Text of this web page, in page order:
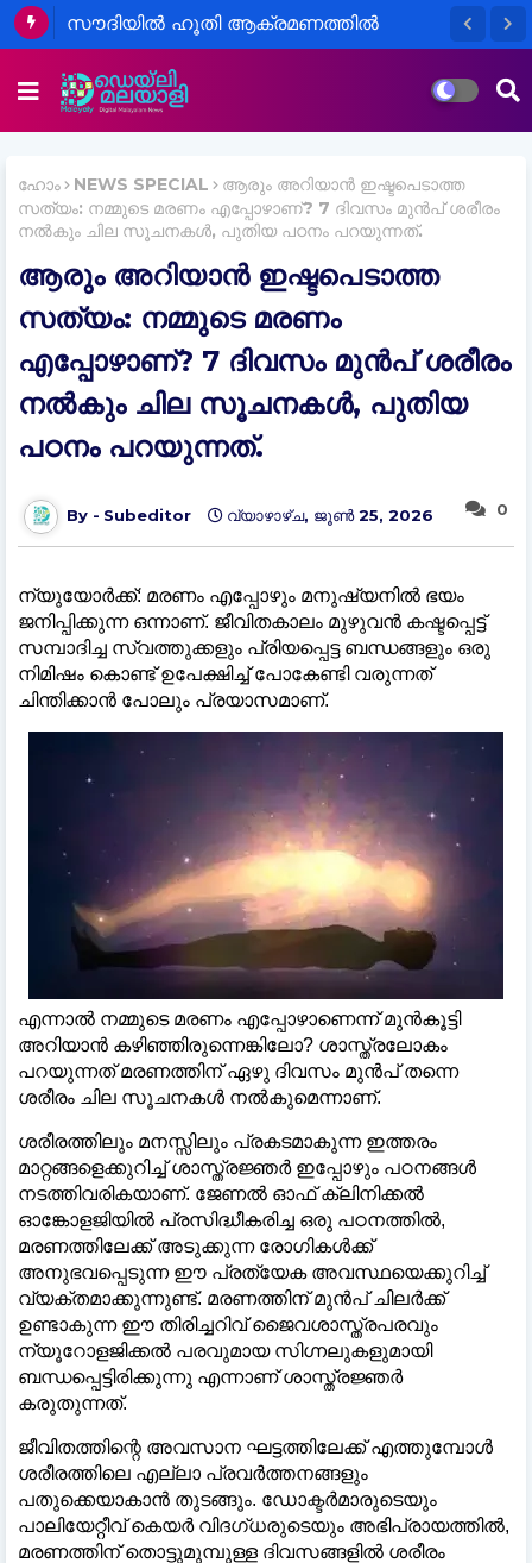
സൗദിയിൽ ഹൂതി ആക്രമണത്തിൽ
സൗദി-പാക്-തുർക്കി പ്രതിരോധ കരാർ
ഇന്ന്
ഹോം NEWS SPECIAL
ആരും അറിയാൻ ഇഷ്ടപെടാത്ത
സത്യം: നമ്മുടെ മരണം എപ്പോഴാണ്? 7 ദിവസം മുൻപ് ശരീരം
നല്‍കും ചില സൂചനകള്‍, പുതിയ പഠനം പറയുന്നത്.
ആരും അറിയാൻ ഇഷ്ടപെടാത്ത
സത്യം: നമ്മുടെ മരണം
എപ്പോഴാണ്? 7 ദിവസം മുൻപ് ശരീരം
നല്‍കും ചില സൂചനകള്‍, പുതിയ
പഠനം പറയുന്നത്.
0
Subeditor വ്യാഴാഴ്‌ച, ജൂൺ 25, 2026
ന്യുയോർക്ക്: മരണം എപ്പോഴും മനുഷ്യനില്‍ ഭയം
ജനിപ്പിക്കുന്ന ഒന്നാണ്. ജീവിതകാലം മുഴുവൻ കഷ്ടപ്പെട്ട്
സമ്പാദിച്ച സ്വത്തുക്കളും പ്രിയപ്പെട്ട ബന്ധങ്ങളും ഒരു
നിമിഷം കൊണ്ട് ഉപേക്ഷിച്ച്‌ പോകേണ്ടി വരുന്നത്
ചിന്തിക്കാൻ പോലും പ്രയാസമാണ്.
എന്നാല്‍ നമ്മുടെ മരണം എപ്പോഴാണെന്ന് മുൻകൂട്ടി
അറിയാൻ കഴിഞ്ഞിരുന്നെങ്കിലോ? ശാസ്ത്രലോകം
പറയുന്നത് മരണത്തിന് ഏഴു ദിവസം മുൻപ് തന്നെ
ശരീരം ചില സൂചനകള്‍ നല്‍കുമെന്നാണ്.
ശരീരത്തിലും മനസ്സിലും പ്രകടമാകുന്ന ഇത്തരം
മാറ്റങ്ങളെക്കുറിച്ച്‌ ശാസ്ത്രജ്ഞർ ഇപ്പോഴും പഠനങ്ങള്‍
നടത്തിവരികയാണ്. ജേണല്‍ ഓഫ് ക്ലിനിക്കല്‍
ഓങ്കോളജിയില്‍ പ്രസിദ്ധീകരിച്ച ഒരു പഠനത്തില്‍,
മരണത്തിലേക്ക് അടുക്കുന്ന രോഗികള്‍ക്ക്
അനുഭവപ്പെടുന്ന ഈ പ്രത്യേക അവസ്ഥയെക്കുറിച്ച്‌
വ്യക്തമാക്കുന്നുണ്ട്. മരണത്തിന് മുൻപ് ചിലർക്ക്
ഉണ്ടാകുന്ന ഈ തിരിച്ചറിവ് ജൈവശാസ്ത്രപരവും
ന്യൂറോളജിക്കല്‍ പരവുമായ സിഗ്നലുകളുമായി
ബന്ധപ്പെട്ടിരിക്കുന്നു എന്നാണ് ശാസ്ത്രജ്ഞർ
കരുതുന്നത്.
ജീവിതത്തിന്റെ അവസാന ഘട്ടത്തിലേക്ക് എത്തുമ്പോള്‍
ശരീരത്തിലെ എല്ലാ പ്രവർത്തനങ്ങളും
പതുക്കെയാകാൻ തുടങ്ങും. ഡോക്ടർമാരുടെയും
പാലിയേറ്റീവ് കെയർ വിദഗ്ധരുടെയും അഭിപ്രായത്തില്‍,
മരണത്തിന് തൊട്ടുമുമ്പുള്ള ദിവസങ്ങളില്‍ ശരീരം